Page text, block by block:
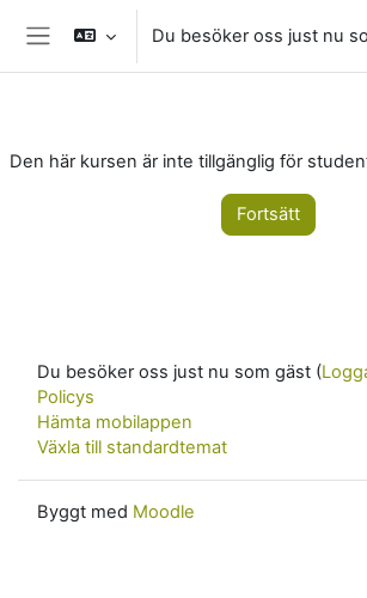
Gå direkt till huvudinnehåll
Du besöker oss just nu
Den här kursen är inte tillgänglig för
Fortsätt
Du besöker oss just nu som gäst (
Policys
Hämta mobilappen
Växla till standardtemat
Byggt med Moodle